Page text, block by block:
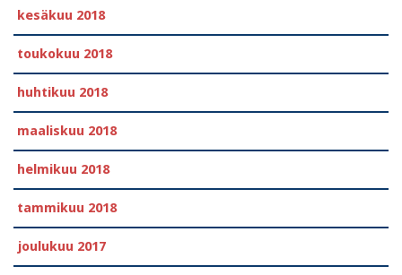
kesäkuu 2018
toukokuu 2018
huhtikuu 2018
maaliskuu 2018
helmikuu 2018
tammikuu 2018
joulukuu 2017